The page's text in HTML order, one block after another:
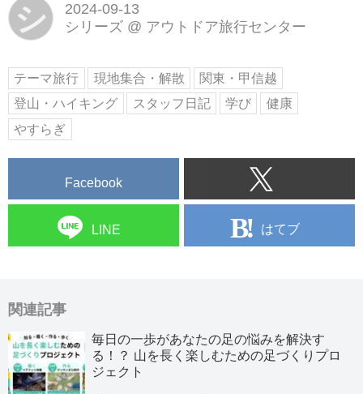
シ
2024-09-13
シリーズ @ アウトドア旅行センター
テーマ旅行 現地集合・解散
関東・甲信越
登山・ハイキング
スタッフ日記 学び
健康
やすらぎ
Facebook
LINE はてブ
関連記事
毎日の一歩があなたの足の悩みを解決す
る！？ 山を長く楽しむための足づくりプロ
ジェクト